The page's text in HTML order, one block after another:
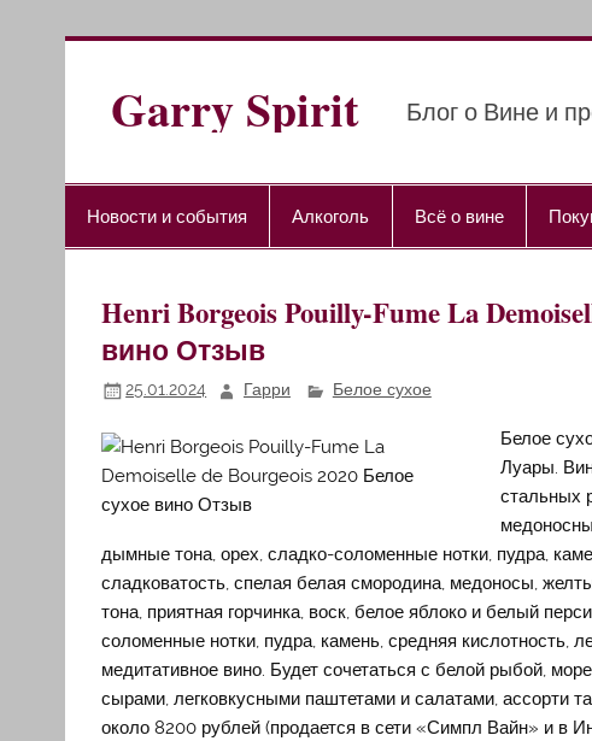
Перейти
Garry Spirit Блог о Вине и
Новости и события Алкоголь Всё о вине
Henri Borgeois Pouilly-Fume La
вино Отзыв
25.01.2024 Гарри Белое сухое
Белое
Луары.
стальных
дымные тона, орех, сладко-соломенные нотки, пудра,
сладковатость, спелая белая смородина, медоносы,
тона, приятная горчинка, воск, белое яблоко и белый
соломенные нотки, пудра, камень, средняя кислотность,
медитативное вино. Будет сочетаться с белой рыбой,
сырами, легковкусными паштетами и салатами, ассорти
около 8200 рублей (продается в сети «Симпл Вайн» и в